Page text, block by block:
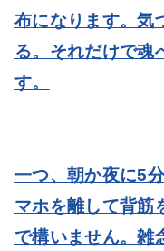
布になります。気
る。それだけで魂
す。
一つ、朝か夜に5
マホを離して背筋
で構いません。雑